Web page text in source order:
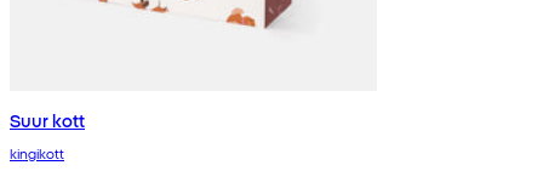
Suur kott
kingikott